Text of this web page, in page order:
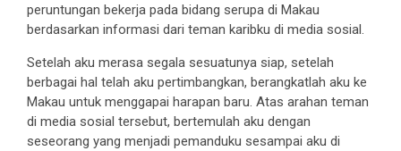
peruntungan bekerja pada bidang serupa di Makau
berdasarkan informasi dari teman karibku di media sosial.
Setelah aku merasa segala sesuatunya siap, setelah
berbagai hal telah aku pertimbangkan, berangkatlah aku ke
Makau untuk menggapai harapan baru. Atas arahan teman
di media sosial tersebut, bertemulah aku dengan
seseorang yang menjadi pemanduku sesampai aku di